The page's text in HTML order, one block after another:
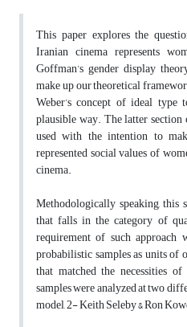
This paper explores the
Iranian cinema represents
Goffman’s gender display
make up our theoretical
Weber’s concept of ideal
plausible way. The latter
used with the intention to
represented social values of
cinema.
Methodologically speaking, this
that falls in the category of
requirement of such
probabilistic samples as units of
that matched the necessities
samples were analyzed at two
model, 2- Keith Seleby & Ron